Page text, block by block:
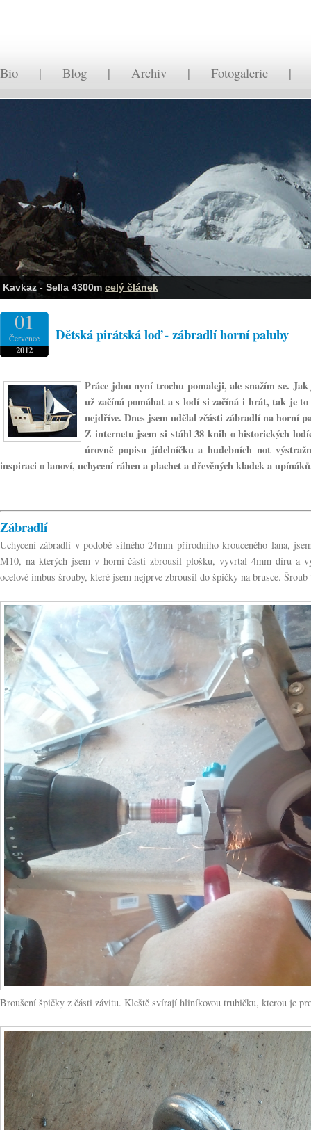
Bio | Blog | Archiv | Fotogalerie
Tea House - vlastní projekt
01
Července
2012
Dětská pirátská loď - zábradlí horní paluby
Práce jdou nyní trochu pomaleji, ale snažím se.
už začíná pomáhat a s lodí si začíná i hrát, tak je
nejdříve. Dnes jsem udělal zčásti zábradlí na horní
Z internetu jsem si stáhl 38 knih o historických
úrovně popisu jídelníčku a hudebních not
inspiraci o lanoví, uchycení ráhen a plachet a dřevěných kladek a
Zábradlí
Uchycení zábradlí v podobě silného 24mm přírodního krouceného lana,
M10, na kterých jsem v horní části zbrousil plošku, vyvrtal 4mm díru a
ocelové imbus šrouby, které jsem nejprve zbrousil do špičky na brusce.
Broušení špičky z části závitu. Kleště svírají hliníkovou trubičku, kterou je